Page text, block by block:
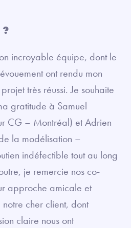
?
incroyable équipe, dont le
ont rendu mon
très réussi. Je souhaite
gratitude à Samuel
CG – Montréal) et Adrien
la modélisation –
indéfectible tout au long
je remercie nos co-
approche amicale et
cher client, dont
claire nous ont